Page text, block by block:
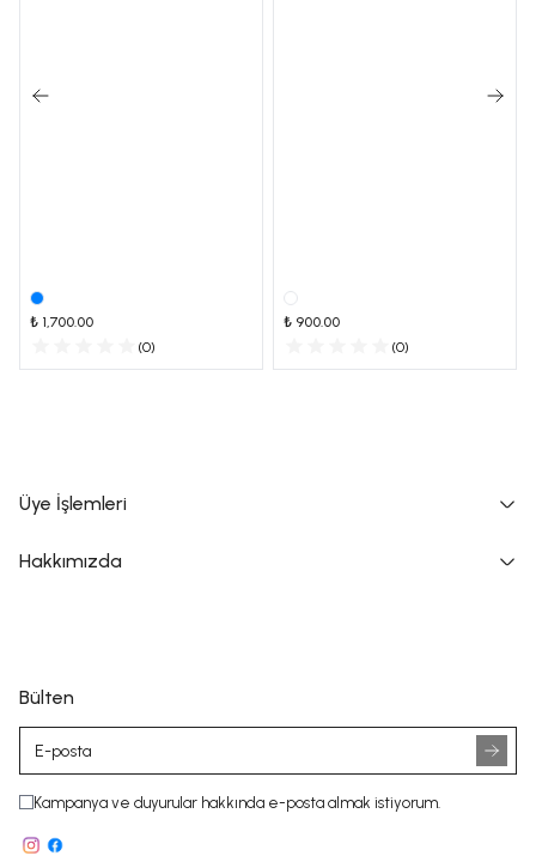
₺ 1,700.00
(0)
₺ 900.00
(0)
Üye İşlemleri
Hakkımızda
Bülten
Kampanya ve duyurular hakkında e-posta almak istiyorum.